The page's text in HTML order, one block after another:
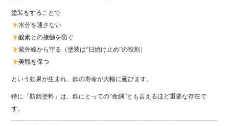
塗装をすることで
水分を通さない
酸素との接触を防ぐ
紫外線から守る（塗装は“日焼け止め”の役割）
美観を保つ
という効果が生まれ、鉄の寿命が大幅に延びます。
特に「防錆塗料」は、鉄にとっての“命綱”とも言えるほど重要な存在で
す。